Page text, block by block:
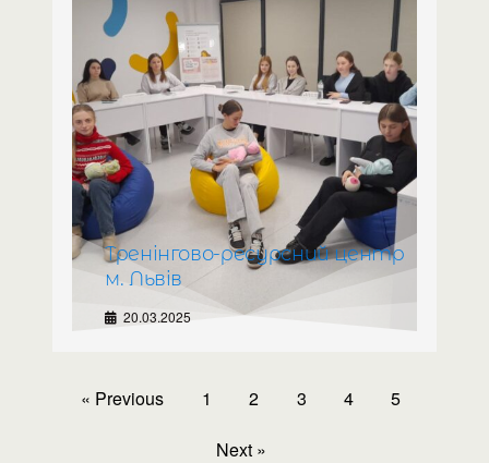
Тренінгово-ресурсний центр
м. Львів
20.03.2025
« Previous 1 2 3 4 5
Next »